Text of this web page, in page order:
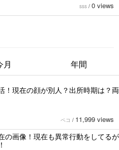
sss / 0 views
月 年間
！現在の顔が別人？出所時期は？両
ペコ / 11,999 views
の画像！現在も異常行動をしてるが